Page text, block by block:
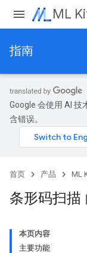
ML
指南
Google 会使用 AI 技
含错误。
首页 产品 ML
条形码扫描
本页内容
主要功能